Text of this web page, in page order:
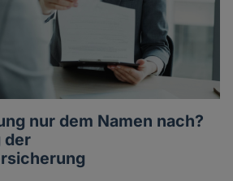
nur dem Namen nach?
der